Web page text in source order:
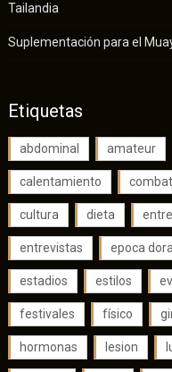
Tailandia
Suplementación para el
Etiquetas
abdominal amateur
calentamiento
cultura dieta
entrevistas epoca
estadios estilos
festivales físico
hormonas lesion